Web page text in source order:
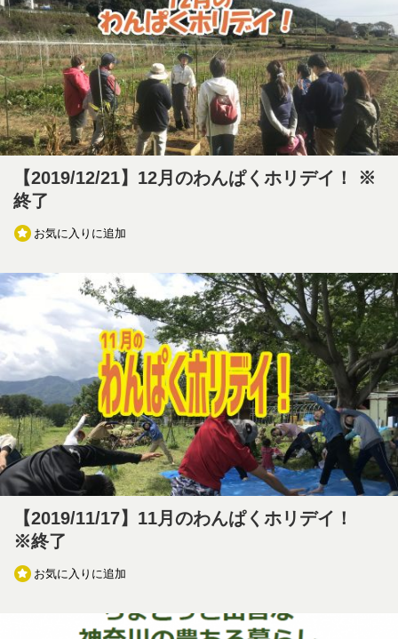
【2019/12/21】12月のわんぱくホリデイ！ ※
終了
お気に入りに追加
【2019/11/17】11月のわんぱくホリデイ！
※終了
お気に入りに追加